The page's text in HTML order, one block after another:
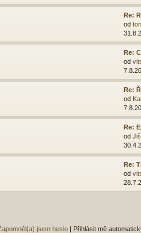
Re:
od
Re:
od
Re:
od
Re:
od
Re:
od
jsem heslo Přihlásit mě